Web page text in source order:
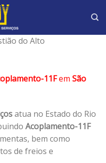
do Alto
11Fem São
atua no Estado do Rio
Acoplamento-11F
bem como
de freios e